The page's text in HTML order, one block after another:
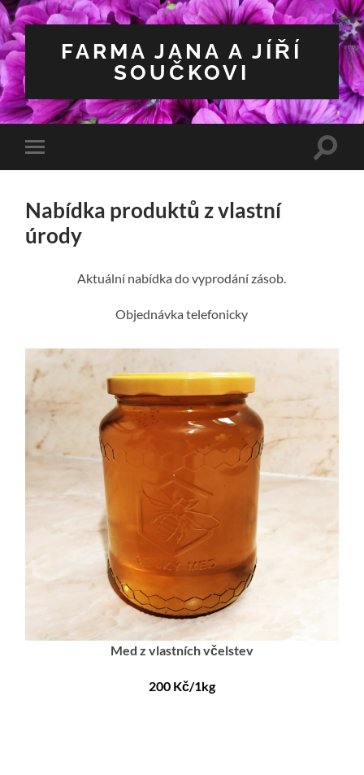
FARMA JANA A JÍŘÍ
SOUČKOVI
Přepnout
mobilní
Nabídka produktů z vlastní
úrody
Aktuální nabídka do vyprodání zásob.
Objednávka telefonicky
Med z vlastních včelstev
200 Kč/1kg